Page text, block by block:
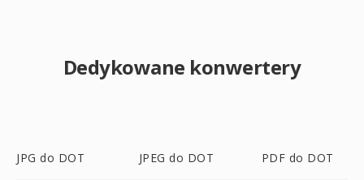
Dedykowane konwertery
JPG do DOT JPEG do DOT PDF do DOT